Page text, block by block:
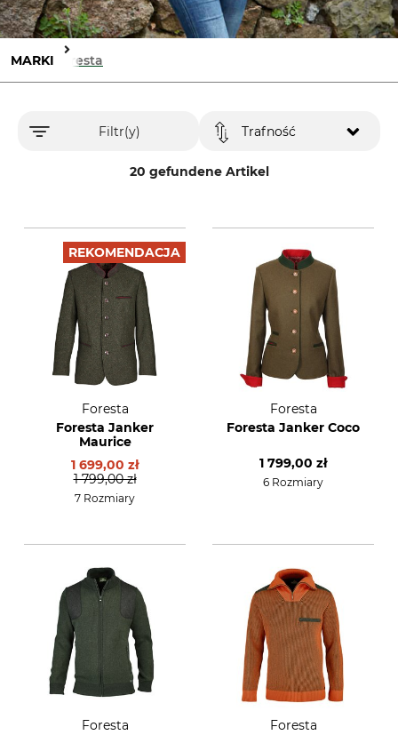
MARKI Foresta
Filtr(y)
20 gefundene Artikel
Trafność
REKOMENDACJA
Foresta
Foresta Janker
Maurice
1 699,00 zł
1 799,00 zł
7 Rozmiary
Foresta
Foresta Janker Coco
1 799,00 zł
6 Rozmiary
Foresta
Foresta